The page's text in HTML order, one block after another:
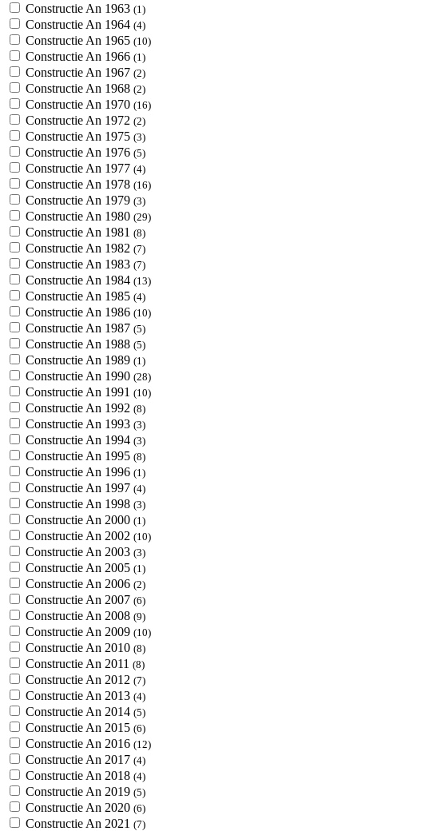
Constructie An 1963 (1)
Constructie An 1964 (4)
Constructie An 1965 (10)
Constructie An 1966 (1)
Constructie An 1967 (2)
Constructie An 1968 (2)
Constructie An 1970 (16)
Constructie An 1972 (2)
Constructie An 1975 (3)
Constructie An 1976 (5)
Constructie An 1977 (4)
Constructie An 1978 (16)
Constructie An 1979 (3)
Constructie An 1980 (29)
Constructie An 1981 (8)
Constructie An 1982 (7)
Constructie An 1983 (7)
Constructie An 1984 (13)
Constructie An 1985 (4)
Constructie An 1986 (10)
Constructie An 1987 (5)
Constructie An 1988 (5)
Constructie An 1989 (1)
Constructie An 1990 (28)
Constructie An 1991 (10)
Constructie An 1992 (8)
Constructie An 1993 (3)
Constructie An 1994 (3)
Constructie An 1995 (8)
Constructie An 1996 (1)
Constructie An 1997 (4)
Constructie An 1998 (3)
Constructie An 2000 (1)
Constructie An 2002 (10)
Constructie An 2003 (3)
Constructie An 2005 (1)
Constructie An 2006 (2)
Constructie An 2007 (6)
Constructie An 2008 (9)
Constructie An 2009 (10)
Constructie An 2010 (8)
Constructie An 2011 (8)
Constructie An 2012 (7)
Constructie An 2013 (4)
Constructie An 2014 (5)
Constructie An 2015 (6)
Constructie An 2016 (12)
Constructie An 2017 (4)
Constructie An 2018 (4)
Constructie An 2019 (5)
Constructie An 2020 (6)
Constructie An 2021 (7)